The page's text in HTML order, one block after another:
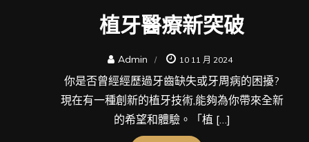
植牙醫療新突破
Admin 10 11 月 2024
你是否曾經經歷過牙齒缺失或牙周病的困擾?
現在有一種創新的植牙技術,能夠為你帶來全新
的希望和體驗。「植 […]